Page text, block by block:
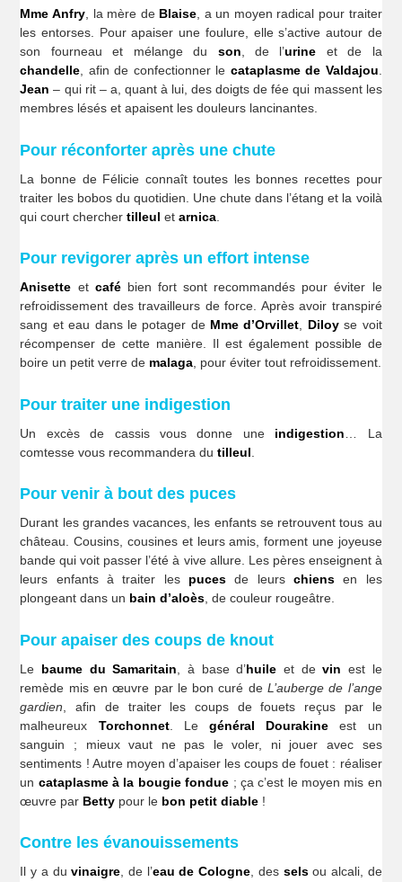
Mme Anfry, la mère de Blaise, a un moyen radical pour traiter
les entorses. Pour apaiser une foulure, elle s’active autour de
son fourneau et mélange du son, de l’urine et de la
chandelle, afin de confectionner le cataplasme de Valdajou.
Jean – qui rit – a, quant à lui, des doigts de fée qui massent les
membres lésés et apaisent les douleurs lancinantes.
Pour réconforter après une chute
La bonne de Félicie connaît toutes les bonnes recettes pour
traiter les bobos du quotidien. Une chute dans l’étang et la voilà
qui court cherchertilleul etarnica
Pour revigorer après un effort intense
Anisette et cafébien fort sont recommandés pour éviter le
refroidissement des travailleurs de force. Après avoir transpiré
sang et eau dans le potager de Mme d’Orvillet, Diloyse voit
récompenser de cette manière. Il est également possible de
boire un petit verre de malaga, pour éviter tout refroidissement.
Pour traiter une indigestion
Un excès de cassis vous donne une indigestion … La
comtesse vous recommandera dutilleul
Pour venir à bout des puces
Durant les grandes vacances, les enfants se retrouvent tous au
château. Cousins, cousines et leurs amis, forment une joyeuse
bande qui voit passer l’été à vive allure. Les pères enseignent à
leurs enfants à traiter les puces de leurs chiensen les
plongeant dans un bain d’aloès, de couleur rougeâtre.
Pour apaiser des coups de knout
Le baume du Samaritain , à base d’huile et devin est le
remède mis en œuvre par le bon curé deL’auberge de l’ange
gardien , afin de traiter les coups de fouets reçus par le
malheureux Torchonnet. Legénéral Dourakine est un
sanguin ; mieux vaut ne pas le voler, ni jouer avec ses
sentiments ! Autre moyen d’apaiser les coups de fouet : réaliser
un cataplasme à la bougie fondue ; ça c’est le moyen mis en
œuvre par Betty pour le bon petit diable !
Contre les évanouissements
Il y a duvinaigre , de l’eau de Cologne , des selsou alcali, de